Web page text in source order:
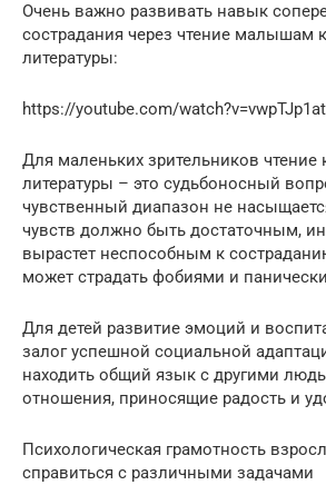
Очень важно развивать навык
сострадания через чтение малышам
литературы:
https://youtube.com/
Для маленьких зрительников чтение
литературы – это судьбоносный
чувственный диапазон не
чувств должно быть достаточным,
вырастет неспособным к
может страдать фобиями и
Для детей развитие эмоций и
залог успешной социальной
находить общий язык с другими
отношения, приносящие радость и
Психологическая грамотность
справиться с различными задачами